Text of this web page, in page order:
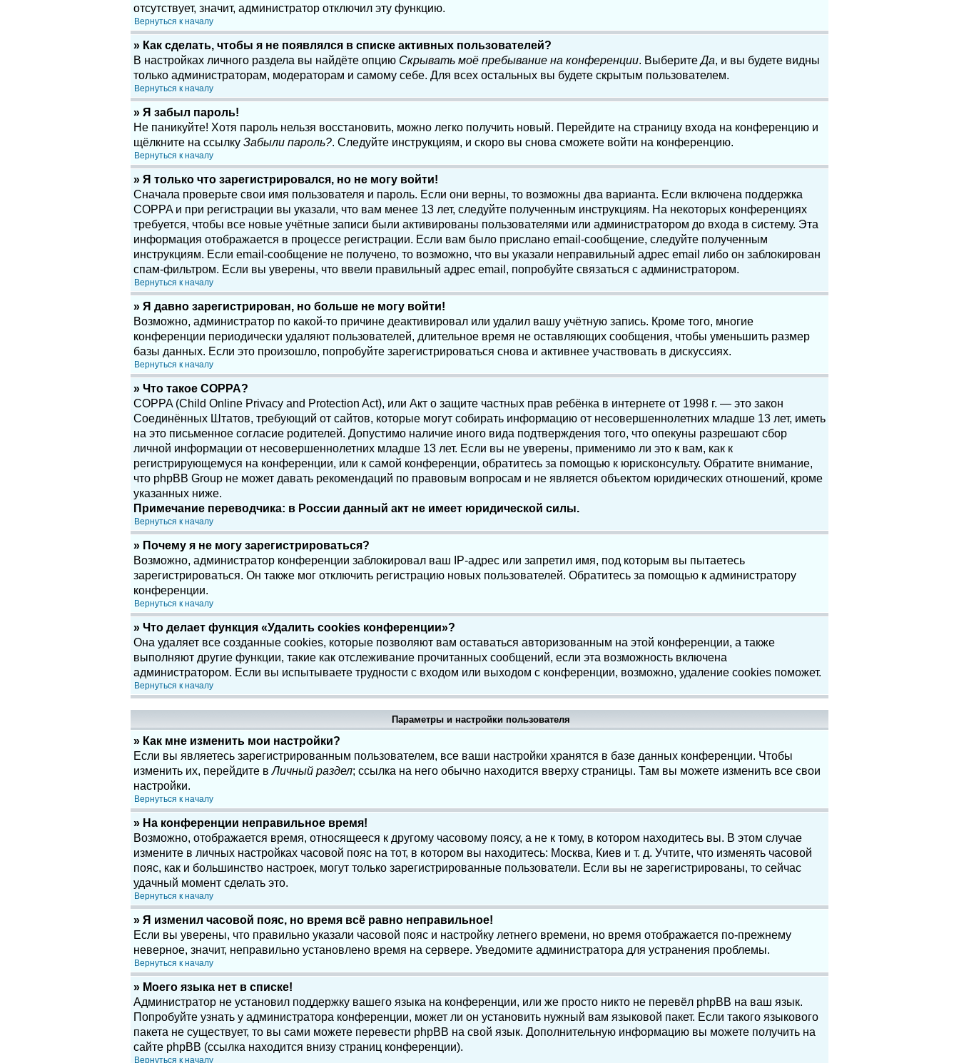
отсутствует, значит, администратор отключил эту функцию.
Вернуться к началу
» Как сделать, чтобы я не появлялся в списке активных пользователей?
В настройках личного раздела вы найдёте опцию Скрывать моё пребывание на конференции. ВыберитеДа, и вы будете видны
только администраторам, модераторам и самому себе. Для всех остальных вы будете скрытым пользователем.
Вернуться к началу
» Я забыл пароль!
Не паникуйте! Хотя пароль нельзя восстановить, можно легко получить новый. Перейдите на страницу входа на конференцию и
щёлкните на ссылку Забыли пароль?. Следуйте инструкциям, и скоро вы снова сможете войти на конференцию.
Вернуться к началу
» Я только что зарегистрировался, но не могу войти!
Сначала проверьте свои имя пользователя и пароль. Если они верны, то возможны два варианта. Если включена поддержка
COPPA и при регистрации вы указали, что вам менее 13 лет, следуйте полученным инструкциям. На некоторых конференциях
требуется, чтобы все новые учётные записи были активированы пользователями или администратором до входа в систему. Эта
информация отображается в процессе регистрации. Если вам было прислано email-сообщение, следуйте полученным
инструкциям. Если email-сообщение не получено, то возможно, что вы указали неправильный адрес email либо он заблокирован
спам-фильтром. Если вы уверены, что ввели правильный адрес email, попробуйте связаться с администратором.
Вернуться к началу
» Я давно зарегистрирован, но больше не могу войти!
Возможно, администратор по какой-то причине деактивировал или удалил вашу учётную запись. Кроме того, многие
конференции периодически удаляют пользователей, длительное время не оставляющих сообщения, чтобы уменьшить размер
базы данных. Если это произошло, попробуйте зарегистрироваться снова и активнее участвовать в дискуссиях.
Вернуться к началу
» Что такое COPPA?
COPPA (Child Online Privacy and Protection Act), или Акт о защите частных прав ребёнка в интернете от 1998 г. — это закон
Соединённых Штатов, требующий от сайтов, которые могут собирать информацию от несовершеннолетних младше 13 лет, иметь
на это письменное согласие родителей. Допустимо наличие иного вида подтверждения того, что опекуны разрешают сбор
личной информации от несовершеннолетних младше 13 лет. Если вы не уверены, применимо ли это к вам, как к
регистрирующемуся на конференции, или к самой конференции, обратитесь за помощью к юрисконсульту. Обратите внимание,
что phpBB Group не может давать рекомендаций по правовым вопросам и не является объектом юридических отношений, кроме
указанных ниже.
Примечание переводчика: в России данный акт не имеет юридической силы.
Вернуться к началу
» Почему я не могу зарегистрироваться?
Возможно, администратор конференции заблокировал ваш IP-адрес или запретил имя, под которым вы пытаетесь
зарегистрироваться. Он также мог отключить регистрацию новых пользователей. Обратитесь за помощью к администратору
конференции.
Вернуться к началу
» Что делает функция «Удалить cookies конференции»?
Она удаляет все созданные cookies, которые позволяют вам оставаться авторизованным на этой конференции, а также
выполняют другие функции, такие как отслеживание прочитанных сообщений, если эта возможность включена
администратором. Если вы испытываете трудности с входом или выходом с конференции, возможно, удаление cookies поможет.
Вернуться к началу
Параметры и настройки пользователя
» Как мне изменить мои настройки?
Если вы являетесь зарегистрированным пользователем, все ваши настройки хранятся в базе данных конференции. Чтобы
изменить их, перейдите вЛичный раздел; ссылка на него обычно находится вверху страницы. Там вы можете изменить все свои
настройки.
Вернуться к началу
» На конференции неправильное время!
Возможно, отображается время, относящееся к другому часовому поясу, а не к тому, в котором находитесь вы. В этом случае
измените в личных настройках часовой пояс на тот, в котором вы находитесь: Москва, Киев и т. д. Учтите, что изменять часовой
пояс, как и большинство настроек, могут только зарегистрированные пользователи. Если вы не зарегистрированы, то сейчас
удачный момент сделать это.
Вернуться к началу
» Я изменил часовой пояс, но время всё равно неправильное!
Если вы уверены, что правильно указали часовой пояс и настройку летнего времени, но время отображается по-прежнему
неверное, значит, неправильно установлено время на сервере. Уведомите администратора для устранения проблемы.
Вернуться к началу
» Моего языка нет в списке!
Администратор не установил поддержку вашего языка на конференции, или же просто никто не перевёл phpBB на ваш язык.
Попробуйте узнать у администратора конференции, может ли он установить нужный вам языковой пакет. Если такого языкового
пакета не существует, то вы сами можете перевести phpBB на свой язык. Дополнительную информацию вы можете получить на
сайте phpBB (ссылка находится внизу страниц конференции).
Вернуться к началу